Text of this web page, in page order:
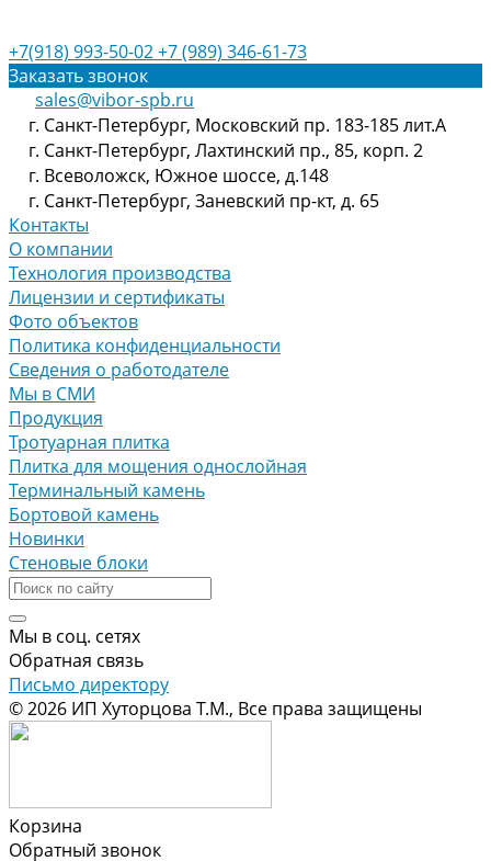
+7(918) 993-50-02+7 (989) 346-61-73
Заказать звонок
sales@vibor-spb.ru
г. Санкт-Петербург, Московский пр. 183-185 лит.А
г. Санкт-Петербург, Лахтинский пр., 85, корп. 2
г. Всеволожск, Южное шоссе, д.148
г. Санкт-Петербург, Заневский пр-кт, д. 65
Контакты
О компании
Технология производства
Лицензии и сертификаты
Фото объектов
Политика конфиденциальности
Сведения о работодателе
Мы в СМИ
Продукция
Тротуарная плитка
Плитка для мощения однослойная
Терминальный камень
Бортовой камень
Новинки
Стеновые блоки
Мы в соц. сетях
Обратная связь
Письмо директору
© 2026 ИП Хуторцова Т.М., Все права защищены
Корзина
Обратный звонок